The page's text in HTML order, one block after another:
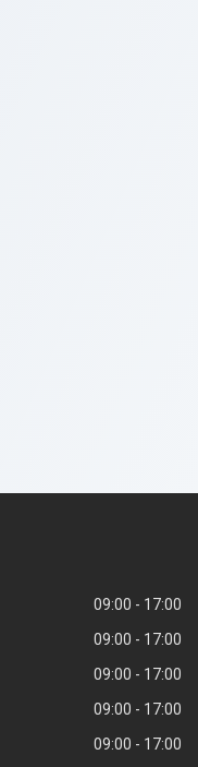
09:00
17:00
09:00
17:00
09:00
17:00
09:00
17:00
09:00 17:00